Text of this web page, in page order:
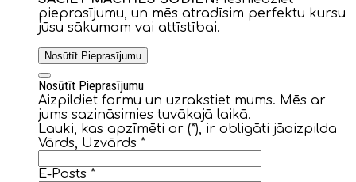
pieprasījumu, un mēs atradīsim perfektu kursu
jūsu sākumam vai attīstībai.
Nosūtīt Pieprasījumu
Nosūtīt Pieprasījumu
Aizpildiet formu un uzrakstiet mums. Mēs ar
jums sazināsimies tuvākajā laikā.
Lauki, kas apzīmēti ar (*), ir obligāti jāaizpilda
Vārds, Uzvārds *
E-Pasts *